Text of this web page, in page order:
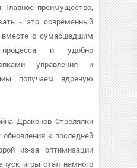
Главное преимущество,
- это современный
вместе с сумасшедшим
и удобно
управления и
получаем ядреную
Драконов Стрелялки
к последней
из-за оптимизации
игры стал намного